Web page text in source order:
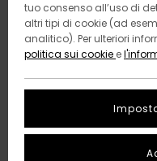
tuo consenso all’uso di
altri tipi di cookie (ad
analitico). Per ulteriori
politica sui cookie e